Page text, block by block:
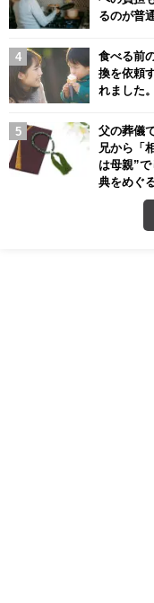
るのが普
食べる前
換を依頼
れました
父の葬儀
兄から「
は母親”
典をめぐ